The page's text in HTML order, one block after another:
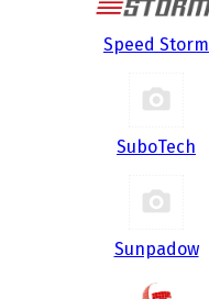
Speed Storm
SuboTech
Sunpadow